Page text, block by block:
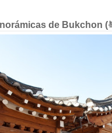
de Bukchon (